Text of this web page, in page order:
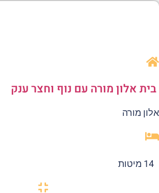
אלון מורה עם נוף וחצר ענק
מורה
14 מיטות